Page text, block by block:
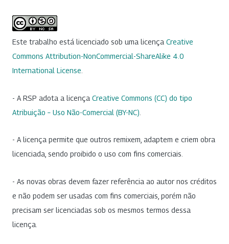
Este trabalho está licenciado sob uma licença Creative
Commons Attribution-NonCommercial-ShareAlike 4.0
International License
- A RSP adota a licença Creative Commons (CC) do tipo
Atribuição – Uso Não-Comercial (BY-NC)
- A licença permite que outros remixem, adaptem e criem obra
licenciada, sendo proibido o uso com fins comerciais.
- As novas obras devem fazer referência ao autor nos créditos
e não podem ser usadas com fins comerciais, porém não
precisam ser licenciadas sob os mesmos termos dessa
licença.